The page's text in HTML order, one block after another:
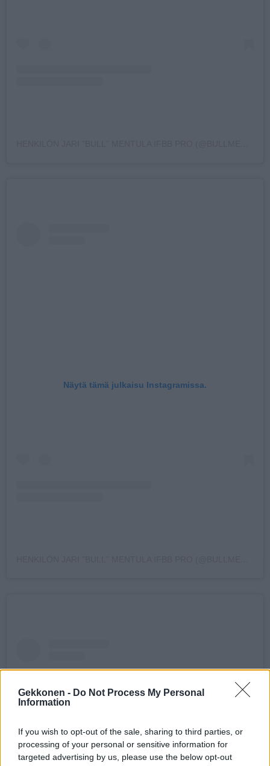
Gekkonen - Do Not Process My Personal
Information
If you wish to opt-out of the sale, sharing to third parties, or
processing of your personal or sensitive information for
targeted advertising by us, please use the below opt-out
Näytä tämä julkaisu Instagramissa.